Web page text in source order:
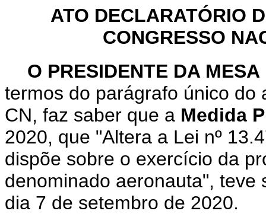
ATO DECLARATÓRIO
CONGRESSO
O PRESIDENTE DA
termos do parágrafo único do
CN, faz saber que a Medida
2020, que "Altera a Lei nº
dispõe sobre o exercício da
denominado aeronauta",
dia 7 de setembro de 2020.